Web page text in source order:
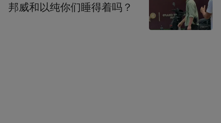
邦威和以纯你们睡得着吗？